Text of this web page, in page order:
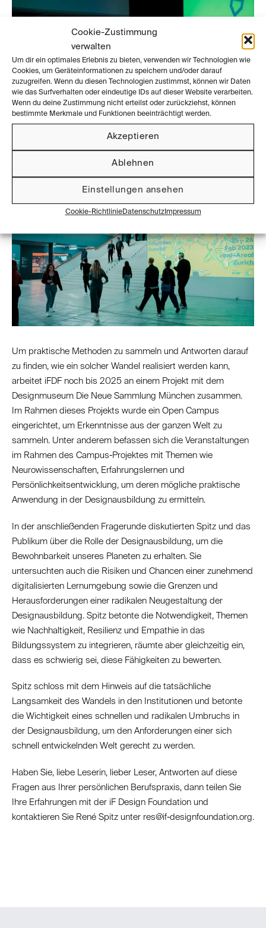
Cookie-Zustimmung
verwalten
Um dir ein optimales Erlebnis zu bieten, verwenden wir Technologien wie
Cookies, um Geräteinformationen zu speichern und/oder darauf
zuzugreifen. Wenn du diesen Technologien zustimmst, können wir Daten
wie das Surfverhalten oder eindeutige IDs auf dieser Website verarbeiten.
Wenn du deine Zustimmung nicht erteilst oder zurückziehst, können
bestimmte Merkmale und Funktionen beeinträchtigt werden.
Akzeptieren
Ablehnen
Einstellungen ansehen
Cookie-RichtlinieDatenschutzImpressum
Um praktische Methoden zu sammeln und Antworten darauf
zu finden, wie ein solcher Wandel realisiert werden kann,
arbeitet iFDF noch bis 2025 an einem Projekt mit dem
Designmuseum Die Neue Sammlung München zusammen.
Im Rahmen dieses Projekts wurde ein Open Campus
eingerichtet, um Erkenntnisse aus der ganzen Welt zu
sammeln. Unter anderem befassen sich die Veranstaltungen
im Rahmen des Campus-Projektes mit Themen wie
Neurowissenschaften, Erfahrungslernen und
Persönlichkeitsentwicklung, um deren mögliche praktische
Anwendung in der Designausbildung zu ermitteln.
In der anschließenden Fragerunde diskutierten Spitz und das
Publikum über die Rolle der Designausbildung, um die
Bewohnbarkeit unseres Planeten zu erhalten. Sie
untersuchten auch die Risiken und Chancen einer zunehmend
digitalisierten Lernumgebung sowie die Grenzen und
Herausforderungen einer radikalen Neugestaltung der
Designausbildung. Spitz betonte die Notwendigkeit, Themen
wie Nachhaltigkeit, Resilienz und Empathie in das
Bildungssystem zu integrieren, räumte aber gleichzeitig ein,
dass es schwierig sei, diese Fähigkeiten zu bewerten.
Spitz schloss mit dem Hinweis auf die tatsächliche
Langsamkeit des Wandels in den Institutionen und betonte
die Wichtigkeit eines schnellen und radikalen Umbruchs in
der Designausbildung, um den Anforderungen einer sich
schnell entwickelnden Welt gerecht zu werden.
Haben Sie, liebe Leserin, lieber Leser, Antworten auf diese
Fragen aus Ihrer persönlichen Berufspraxis, dann teilen Sie
Ihre Erfahrungen mit der iF Design Foundation und
kontaktieren Sie René Spitz unter res@if-designfoundation.org.